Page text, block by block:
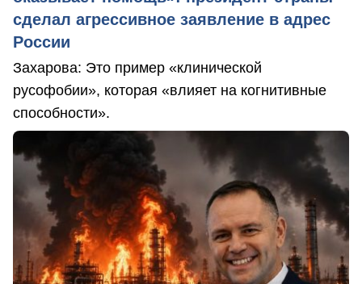
сделал агрессивное заявление в адрес
России
Захарова: Это пример «клинической
русофобии», которая «влияет на когнитивные
способности».